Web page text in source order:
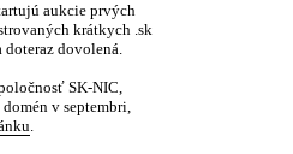
aukcie prvých
krátkych .sk
doteraz dovolená.
SK-NIC,
v septembri,
.